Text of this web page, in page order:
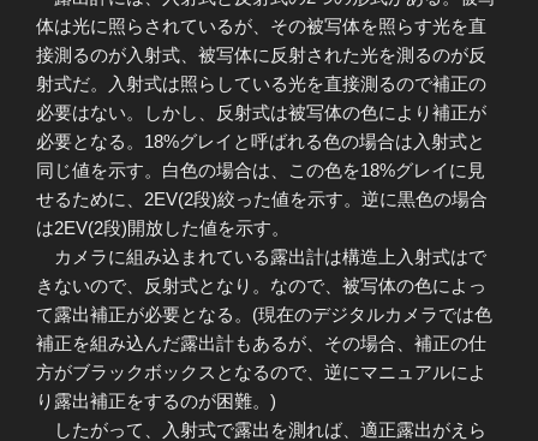
体は光に照らされているが、その被写体を照らす光を直
接測るのが入射式、被写体に反射された光を測るのが反
射式だ。入射式は照らしている光を直接測るので補正の
必要はない。しかし、反射式は被写体の色により補正が
必要となる。18%グレイと呼ばれる色の場合は入射式と
同じ値を示す。白色の場合は、この色を18%グレイに見
せるために、2EV(2段)絞った値を示す。逆に黒色の場合
は2EV(2段)開放した値を示す。
カメラに組み込まれている露出計は構造上入射式はで
きないので、反射式となり。なので、被写体の色によっ
て露出補正が必要となる。(現在のデジタルカメラでは色
補正を組み込んだ露出計もあるが、その場合、補正の仕
方がブラックボックスとなるので、逆にマニュアルによ
り露出補正をするのが困難。)
したがって、入射式で露出を測れば、適正露出がえら